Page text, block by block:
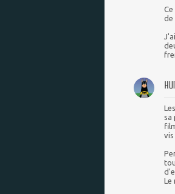
de
sa
Le